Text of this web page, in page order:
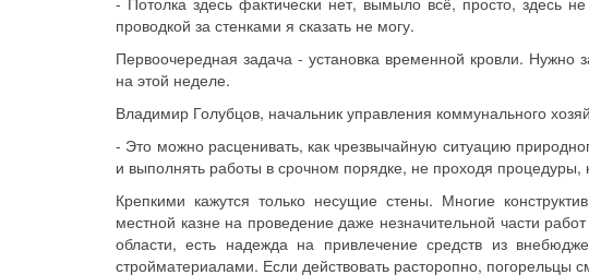
проводкой за стенками я сказать не могу.
Первоочередная задача - установка временной кровли.
на этой неделе.
Владимир Голубцов, начальник управления коммунального
- Это можно расценивать, как чрезвычайную ситуацию
и выполнять работы в срочном порядке, не проходя
Крепкими кажутся только несущие стены. Многие
местной казне на проведение даже незначительной части
области, есть надежда на привлечение средств из
стройматериалами. Если действовать расторопно, погорельцы